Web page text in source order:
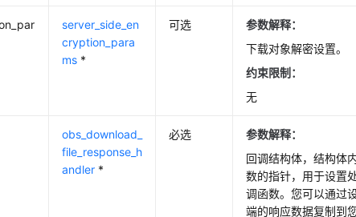
server_side_en
cryption_para
ms *
可选
参数解释：
下载对象解密设置。
约束限制：
无
obs_download_
file_response_h
andler *
必选
参数解释：
回调结构体，结构体
数的指针，用于设置
调函数。您可以通过
端的响应数据复制到